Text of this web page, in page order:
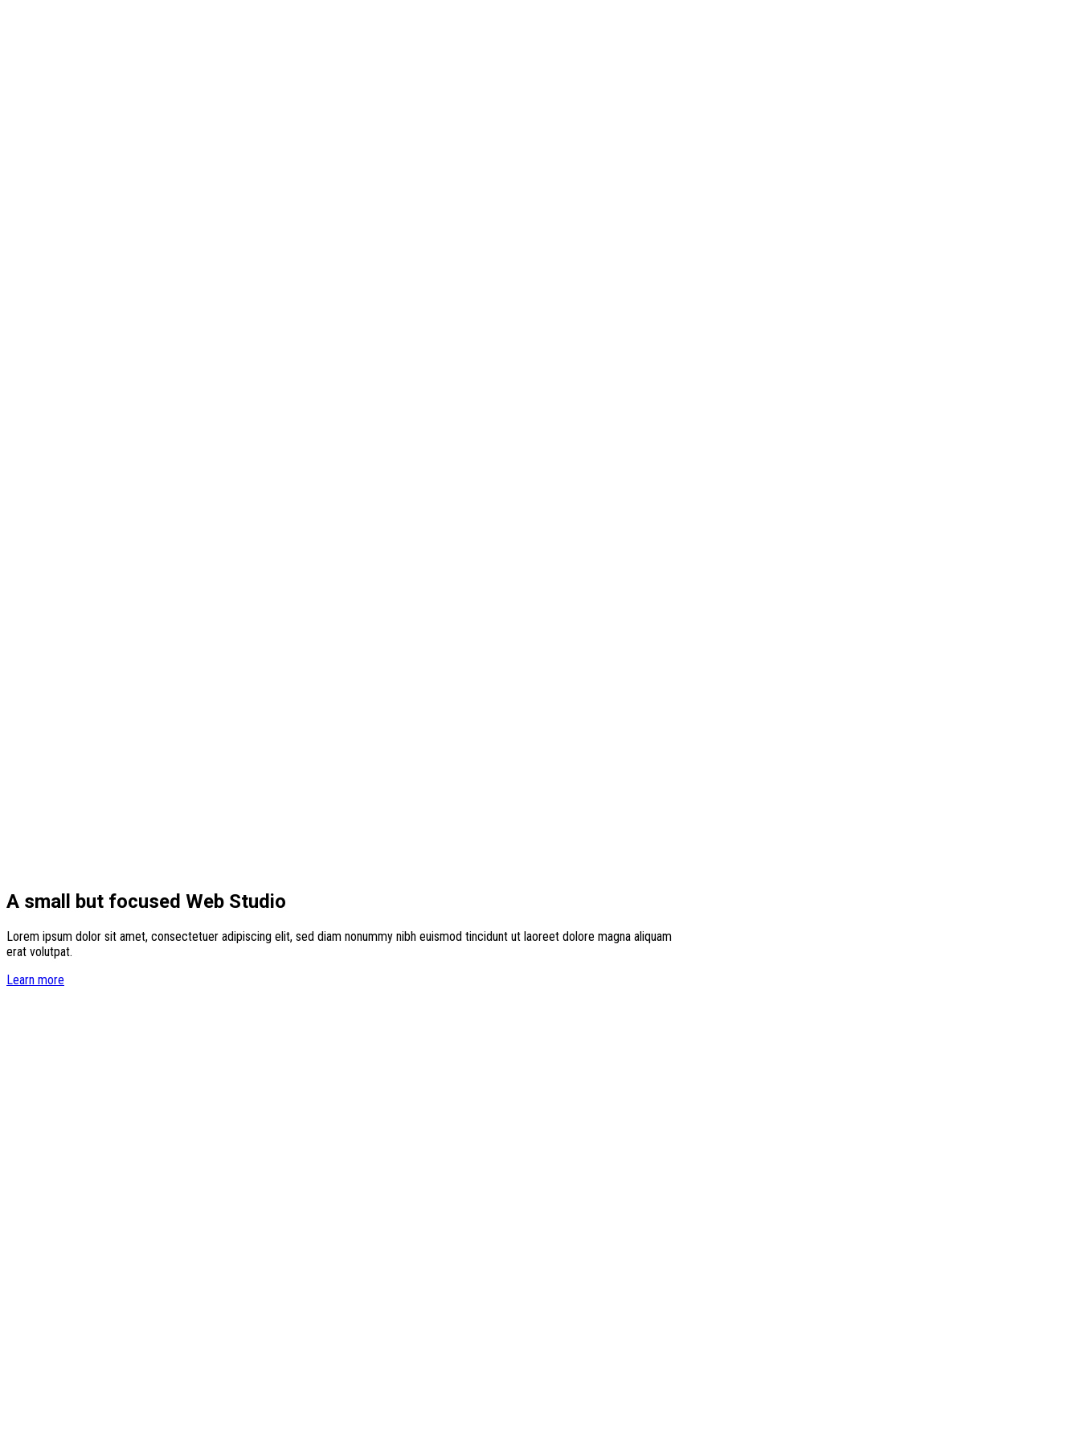
A small but focused Web Studio
Lorem ipsum dolor sit amet, consectetuer adipiscing elit, sed diam nonummy nibh euismod tincidunt ut laoreet dolore magna aliquam
erat volutpat.
Learn more